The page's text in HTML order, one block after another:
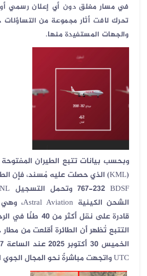
في مسار مغلق دون أي إعلان رسمي أو
تحرك لافت أثار مجموعة من
والجهات المستفيدة منها.
وبحسب بيانات تتبع الطيران
(KML)
الذي حصلت عليه مُسند، فإن
767-232 BDSF وتحمل التسجيل
الشحن الكينية Astral Aviation،
قادرة على نقل أكثر من40 طنًا في
التتبع تُظهر أن الطائرة أقلعت من
الخميس 30 أكتوبر 2025 عند الساعة
UTCواتجهت مباشرةً نحو المجال